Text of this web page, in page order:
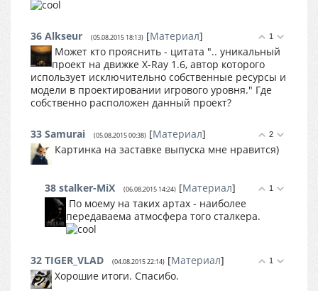
1
36 Alkseur (05.08.2015 18:13) [Материал]
Может кто прояснить - цитата ".. уникальный
проект на движке X-Ray 1.6, автор которого
использует исключительно собственные ресурсы и
модели в проектировании игрового уровня." Где
собственно расположен данный проект?
2
33 Samurai (05.08.2015 00:38) [Материал]
Картинка на заставке выпуска мне нравится)
1
38 stalker-MiX (06.08.2015 14:24) [Материал]
По моему на таких артах - наиболее
передаваема атмосфера того сталкера.
1
32 TIGER_VLAD (04.08.2015 22:14) [Материал]
Хорошие итоги. Спасибо.